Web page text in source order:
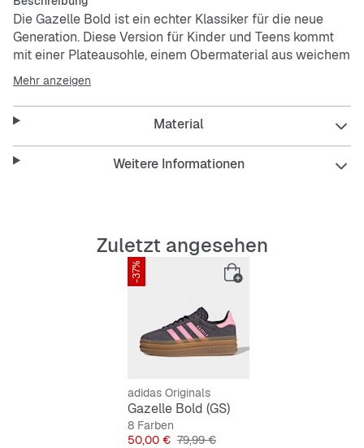
Die Gazelle Bold ist ein echter Klassiker für die neue
Generation. Diese Version für Kinder und Teens kommt
mit einer Plateausohle, einem Obermaterial aus weichem
Leder und Wildleder-Details für jede Menge Retrostyle
und Komfort. Früher ein Trainingsschuh, heute eine
Lifestyle-Ikone – dieser Sneaker beamt dich mit seinem
zeitlosen Design zurück ins Jahr 1971. Egal, ob in
gedämpften Tönen oder leuchtenden Farben, die Low-
Cut-Silhouette ist ein Statement für Originalität und
Reguläre Passform
Schnürverschluss
Obermaterial aus Wildleder und Leder
Geschichtete Plateau-Gummiaußensohle
Mehr anzeigen
Material
Weitere Informationen
Zuletzt angesehen
-37%
adidas Originals
Gazelle Bold (GS)
8 Farben
Preis
50,00 € Originalpreis
79,99 €